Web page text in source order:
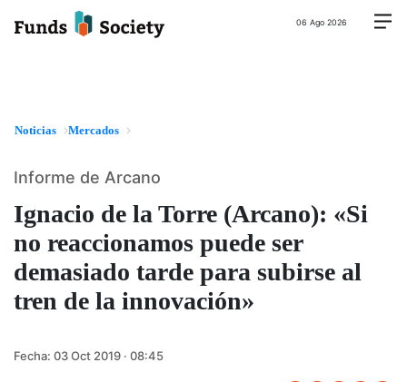
06 Ago 2026
Noticias Mercados
Ignacio de la Torre (Arcano): «Si
no reaccionamos puede ser
demasiado tarde para subirse al
tren de la innovación»
Informe de Arcano
Fecha: 03 Oct 2019 · 08:45